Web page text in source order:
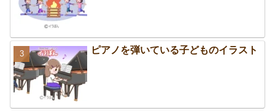
ピアノを弾いている子どものイラスト